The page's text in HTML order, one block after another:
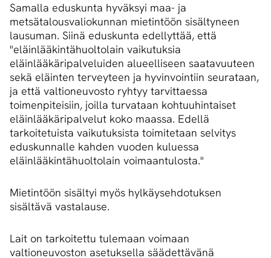
Samalla eduskunta hyväksyi maa- ja
metsätalousvaliokunnan mietintöön sisältyneen
lausuman. Siinä eduskunta edellyttää, että
"eläinlääkintähuoltolain vaikutuksia
eläinlääkäripalveluiden alueelliseen saatavuuteen
sekä eläinten terveyteen ja hyvinvointiin seurataan,
ja että valtioneuvosto ryhtyy tarvittaessa
toimenpiteisiin, joilla turvataan kohtuuhintaiset
eläinlääkäripalvelut koko maassa. Edellä
tarkoitetuista vaikutuksista toimitetaan selvitys
eduskunnalle kahden vuoden kuluessa
eläinlääkintähuoltolain voimaantulosta."
Mietintöön sisältyi myös hylkäysehdotuksen
sisältävä vastalause.
Lait on tarkoitettu tulemaan voimaan
valtioneuvoston asetuksella säädettävänä